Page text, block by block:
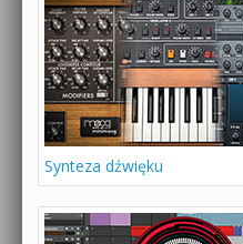
Synteza dźwięku